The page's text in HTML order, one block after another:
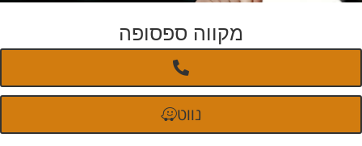
מקווה ספסופה
נווט